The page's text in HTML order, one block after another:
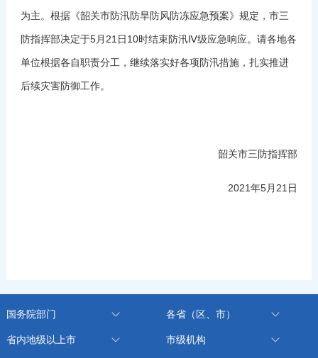
为主。根据《韶关市防汛防旱防风防冻应急预案》规定，市三
防指挥部决定于5月21日10时结束防汛Ⅳ级应急响应。请各地各
单位根据各自职责分工，继续落实好各项防汛措施，扎实推进
后续灾害防御工作。
韶关市三防指挥部
2021年5月21日
国务院部门 各省（区、市）
省内地级以上市 市级机构